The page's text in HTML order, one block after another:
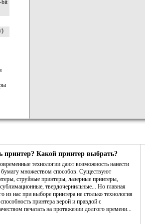
bit
принтер? Какой принтер выбрать?
технологии дают возможность нанести
бумагу множеством способов. Существуют
струйные принтеры, лазерные принтеры,
твердочернильные... Но главная
из нас при выборе принтера не столько технология
принтера верой и правдой с
печатать на протяжении долгого времени...